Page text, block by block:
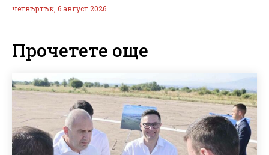
четвъртък, 6 август 2026
Прочетете още